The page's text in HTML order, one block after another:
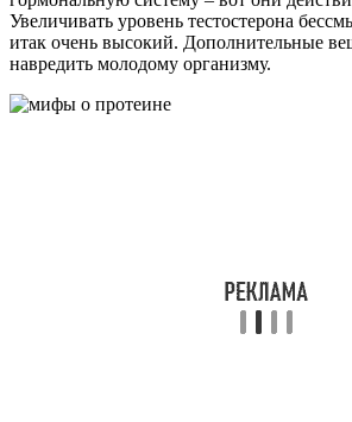
Увеличивать уровень тестостерона
итак очень высокий. Дополнительные
навредить молодому организму.